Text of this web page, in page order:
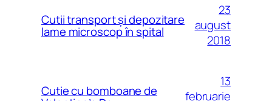
Cutii transport și depozitare
lame microscop în spital
23
august
2018
Cutie cu bomboane de
13
februarie